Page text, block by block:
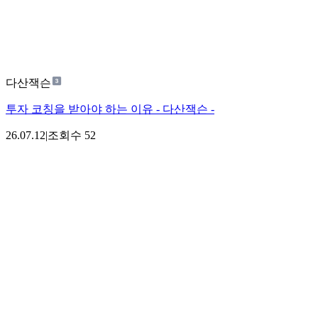
다산잭슨
투자 코칭을 받아야 하는 이유 - 다산잭슨 -
26.07.12|조회수 52